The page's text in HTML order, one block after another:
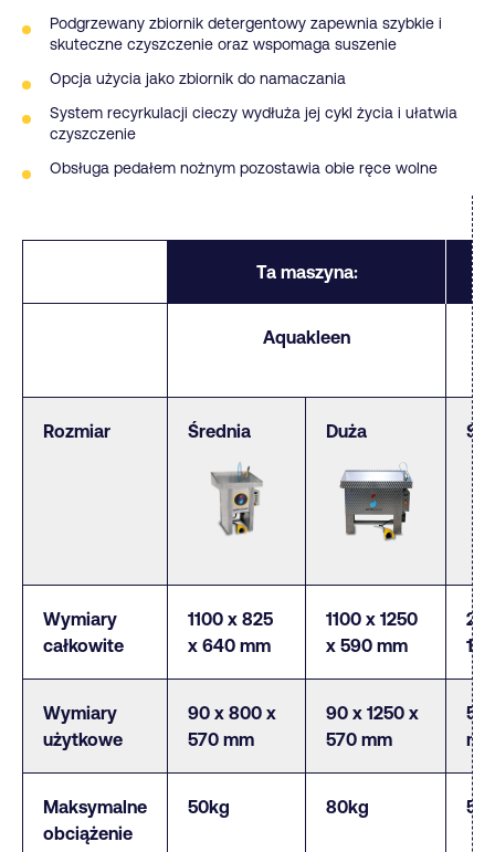
Podgrzewany zbiornik detergentowy zapewnia szybkie i
skuteczne czyszczenie oraz wspomaga suszenie
Opcja użycia jako zbiornik do namaczania
System recyrkulacji cieczy wydłuża jej cykl życia i ułatwia
czyszczenie
Obsługa pedałem nożnym pozostawia obie ręce wolne
Ta maszyna:
Aquakleen
Rozmiar Średnia Duża
Wymiary
całkowite
1100 x 825
x 640 mm
1100 x 1250
x 590 mm
Wymiary
użytkowe
90 x 800 x
570 mm
90 x 1250 x
570 mm
Maksymalne
obciążenie
50kg 80kg